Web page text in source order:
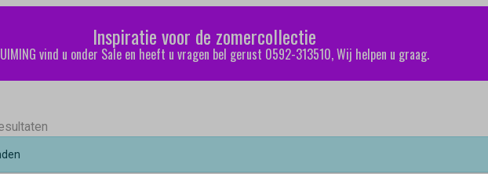
Inspiratie voor de zomercollectie
vind u onder Sale en heeft u vragen bel gerust 0592-313510, Wij helpen u graag.